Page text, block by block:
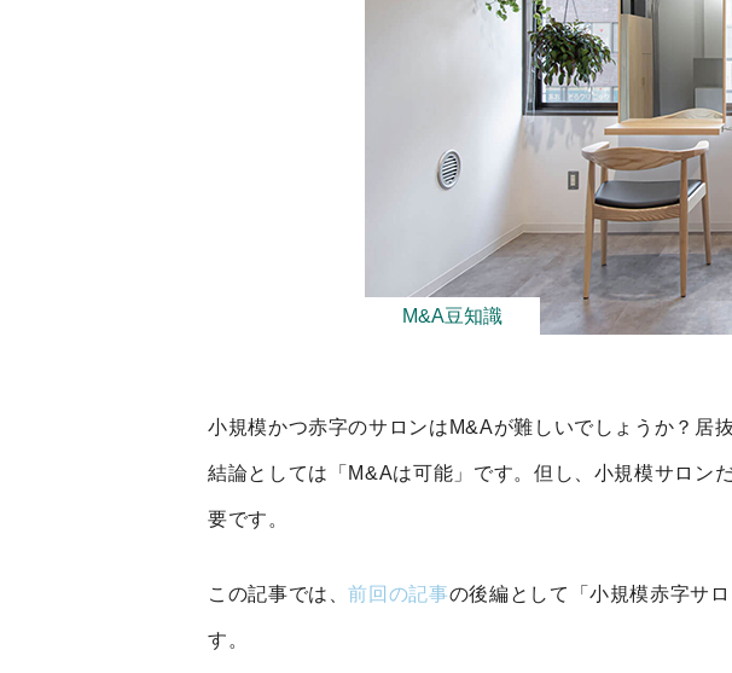
M&A豆知識
小規模かつ赤字のサロンはM&Aが難しいでしょうか？居
結論としては「M&Aは可能」です。但し、小規模サロン
要です。
この記事では、前回の記事の後編として「小規模赤字サ
す。